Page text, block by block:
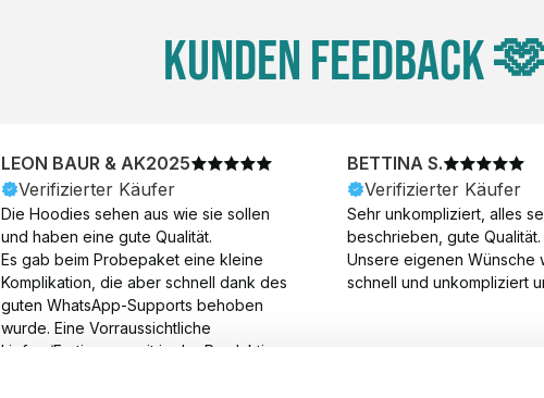
Kunden Feedback
LEON BAUR & AK2025
Verifizierter Käufer
Die Hoodies sehen aus wie sie sollen
und haben eine gute Qualität.
Es gab beim Probepaket eine kleine
Komplikation, die aber schnell dank des
guten WhatsApp-Supports behoben
wurde. Eine Vorraussichtliche
Liefer-/Fertigungszeit in der Produktion
BETTINA S.
Verifizierter Käufer
Sehr unkompliziert, alles
beschrieben, gute Qualität.
Unsere eigenen Wünsche
schnell und unkompliziert